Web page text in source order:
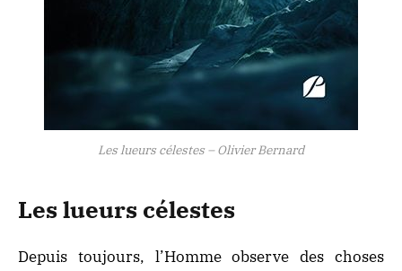
Les lueurs célestes – Olivier Bernard
Les lueurs célestes
Depuis toujours, l’Homme observe des choses